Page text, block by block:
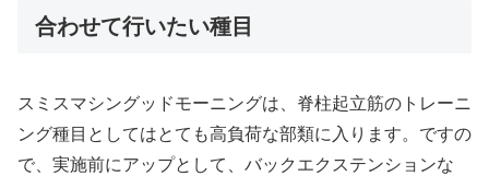
合わせて行いたい種目
スミスマシングッドモーニングは、脊柱起立筋のトレーニ
ング種目としてはとても高負荷な部類に入ります。ですの
で、実施前にアップとして、バックエクステンションな